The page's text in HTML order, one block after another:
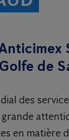
de
des
en matière